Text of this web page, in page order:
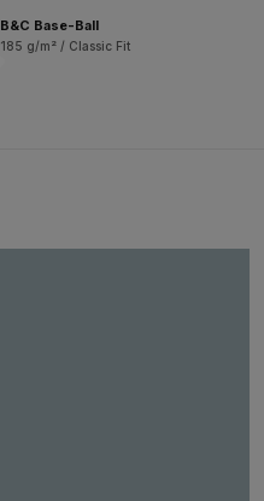
B&C Base-Ball
185 g/m² / Classic Fit